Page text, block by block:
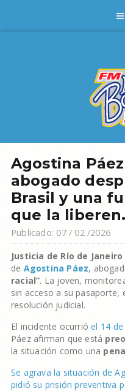
Agostina
abogado
Brasil y una
que la liberen.
Publicado: 07 / 02 /2026
Justicia de Río de Janeiro
de Agostina Páez,
racial”. La joven,
sin acceso a su pasaporte,
resolución judicial.
El incidente ocurrióel 14
Páez afirman que está
la situación como una
Se agrava la situación de
pidió su prisión preventiva